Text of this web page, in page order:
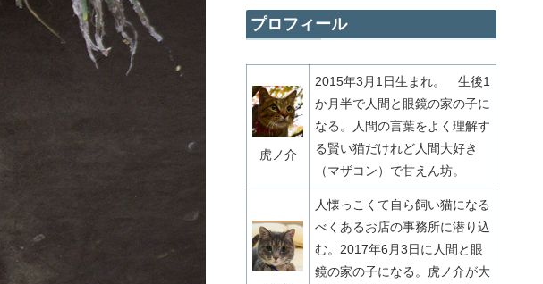
プロフィール
虎ノ介
2015年3月1日生まれ。 生後1
か月半で人間と眼鏡の家の子に
なる。人間の言葉をよく理解す
る賢い猫だけれど人間大好き
（マザコン）で甘えん坊。
人懐っこくて自ら飼い猫になる
べくあるお店の事務所に潜り込
む。2017年6月3日に人間と眼
鏡の家の子になる。虎ノ介が大